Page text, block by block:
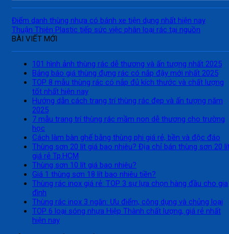
Điểm danh thùng nhựa có bánh xe tiện dụng nhất hiện nay
Thuận Thiên Plastic tiếp sức việc phân loại rác tại nguồn
BÀI VIẾT MỚI
101 hình ảnh thùng rác dễ thương và ấn tượng nhất 2025
Bảng báo giá thùng đựng rác có nắp đậy mới nhất 2025
TOP 8 mẫu thùng rác có nắp đủ kích thước và chất lượng
tốt nhất hiện nay
Hướng dẫn cách trang trí thùng rác đẹp và ấn tượng năm
2025
7 mẫu trang trí thùng rác mầm non dễ thương cho trường
học
Cách làm bàn ghế bằng thùng phi giá rẻ, bền và độc đáo
Thùng sơn 20 lít giá bao nhiêu? Địa chỉ bán thùng sơn 20
giá rẻ Tp.HCM
Thùng sơn 10 lít giá bao nhiêu?
Giá 1 thùng sơn 18 lít bao nhiêu tiền?
Thùng rác inox giá rẻ: TOP 3 sự lựa chọn hàng đầu cho gia
đình
Thùng rác inox 3 ngăn: Ưu điểm, công dụng và chủng loại
TOP 6 loại sóng nhựa Hiệp Thành chất lượng, giá rẻ nhất
hiện nay